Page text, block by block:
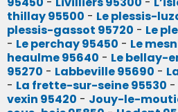
thillay 95500 - Le plessis-
plessis-gassot 95720 - Le
- Le perchay 95450 - Le
heaulme 95640 - Le bellay-
95270 - Labbeville 95690 -
- La frette-sur-seine 95530 -
vexin 95420 - Jouy-le-